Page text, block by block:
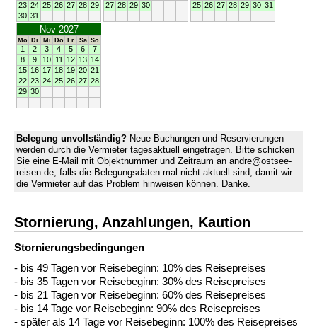
23 24 25 26 27 28 29
30 31
27 28 29 30
25 26 27 28 29 30 31
Nov 2027
Mo Di Mi Do Fr Sa So
1 2 3 4 5 6
7
8
9 10 11 12 13 14
15 16 17 18 19 20 21
22 23 24 25 26 27 28
29 30
Belegung unvollständig? Neue Buchungen und Reservierungen
werden durch die Vermieter tagesaktuell eingetragen. Bitte schicken
Sie eine E-Mail mit Objektnummer und Zeitraum an andre@ostsee-
reisen.de, falls die Belegungsdaten mal nicht aktuell sind, damit wir
die Vermieter auf das Problem hinweisen können. Danke.
Stornierung, Anzahlungen, Kaution
Stornierungs­bedingungen
- bis 49 Tagen vor Reisebeginn: 10% des Reisepreises
- bis 35 Tagen vor Reisebeginn: 30% des Reisepreises
- bis 21 Tagen vor Reisebeginn: 60% des Reisepreises
- bis 14 Tage vor Reisebeginn: 90% des Reisepreises
- später als 14 Tage vor Reisebeginn: 100% des Reisepreises